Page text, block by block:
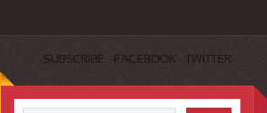
SUBSCRIBE FACEBOOK TWITTER